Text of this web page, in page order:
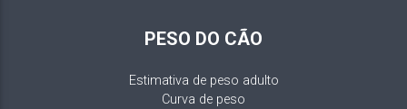
PESO DO CÃO
Estimativa de peso adulto
Curva de peso